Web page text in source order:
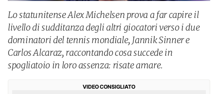
Lo statunitense Alex Michelsen prova a far capire il
livello di sudditanza degli altri giocatori verso i due
dominatori del tennis mondiale, Jannik Sinner e
Carlos Alcaraz, raccontando cosa succede in
spogliatoio in loro assenza: risate amare.
VIDEO CONSIGLIATO